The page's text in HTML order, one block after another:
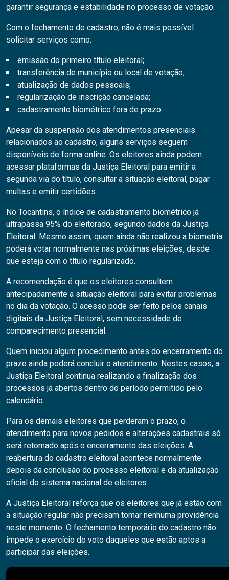
garantir segurança e estabilidade no processo de votação.
Com o fechamento do cadastro, não é mais possível
solicitar serviços como:
emissão do primeiro título eleitoral;
transferência de município ou local de votação;
atualização de dados pessoais;
regularização de inscrição cancelada;
cadastramento biométrico fora de prazo.
Apesar da suspensão dos atendimentos presenciais
relacionados ao cadastro, alguns serviços seguem
disponíveis de forma online. Os eleitores ainda podem
acessar plataformas da Justiça Eleitoral para emitir a
segunda via do título, consultar a situação eleitoral, pagar
multas e emitir certidões.
No Tocantins, o índice de cadastramento biométrico já
ultrapassa 95% do eleitorado, segundo dados da Justiça
Eleitoral. Mesmo assim, quem ainda não realizou a biometria
poderá votar normalmente nas próximas eleições, desde
que esteja com o título regularizado.
A recomendação é que os eleitores consultem
antecipadamente a situação eleitoral para evitar problemas
no dia da votação. O acesso pode ser feito pelos canais
digitais da Justiça Eleitoral, sem necessidade de
comparecimento presencial.
Quem iniciou algum procedimento antes do encerramento do
prazo ainda poderá concluir o atendimento. Nestes casos, a
Justiça Eleitoral continua realizando a finalização dos
processos já abertos dentro do período permitido pelo
calendário.
Para os demais eleitores que perderam o prazo, o
atendimento para novos pedidos e alterações cadastrais só
será retomado após o encerramento das eleições. A
reabertura do cadastro eleitoral acontece normalmente
depois da conclusão do processo eleitoral e da atualização
oficial do sistema nacional de eleitores.
A Justiça Eleitoral reforça que os eleitores que já estão com
a situação regular não precisam tomar nenhuma providência
neste momento. O fechamento temporário do cadastro não
impede o exercício do voto daqueles que estão aptos a
participar das eleições.